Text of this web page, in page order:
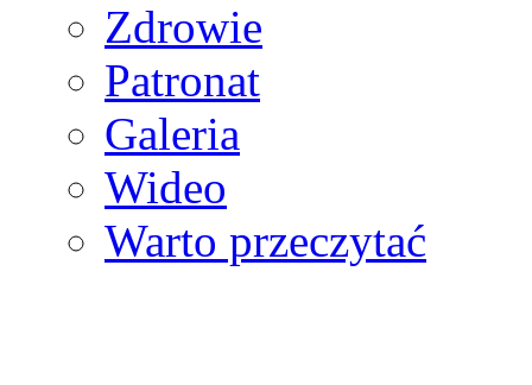
Zdrowie
Patronat
Galeria
Wideo
Warto przeczytać